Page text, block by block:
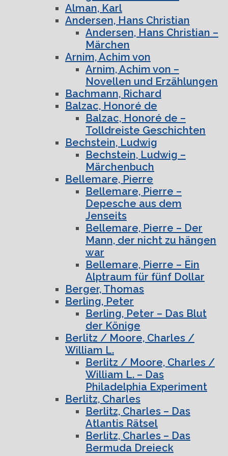
Alman, Karl
Andersen, Hans Christian
Andersen, Hans Christian –
Märchen
Arnim, Achim von
Arnim, Achim von –
Novellen und Erzählungen
Bachmann, Richard
Balzac, Honoré de
Balzac, Honoré de –
Tolldreiste Geschichten
Bechstein, Ludwig
Bechstein, Ludwig –
Märchenbuch
Bellemare, Pierre
Bellemare, Pierre –
Depesche aus dem
Jenseits
Bellemare, Pierre – Der
Mann, der nicht zu hängen
war
Bellemare, Pierre – Ein
Alptraum für fünf Dollar
Berger, Thomas
Berling, Peter
Berling, Peter – Das Blut
der Könige
Berlitz / Moore, Charles /
William L.
Berlitz / Moore, Charles /
William L. – Das
Philadelphia Experiment
Berlitz, Charles
Berlitz, Charles – Das
Atlantis Rätsel
Berlitz, Charles – Das
Bermuda Dreieck